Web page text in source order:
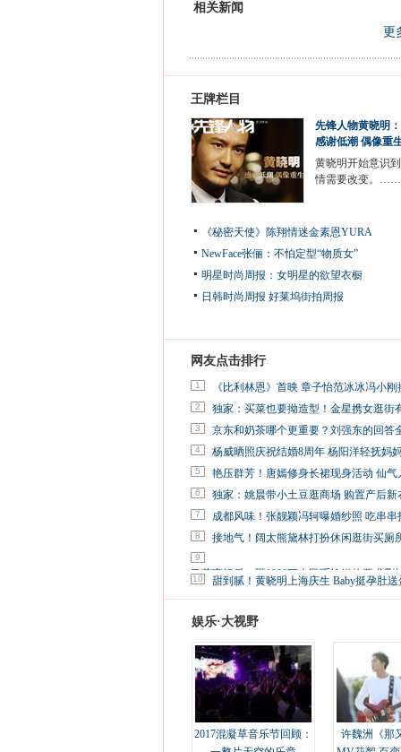
相关新闻
更
王牌栏目
先锋人物黄晓明：
感谢低潮 偶像重
黄晓明开始意识
情需要改变。……
《秘密天使》陈翔情迷金素恩YURA
NewFace张俪：不怕定型“物质女”
明星时尚周报：女明星的欲望衣橱
日韩时尚周报 好莱坞街拍周报
网友点击排行
1 《比利林恩》首映 章子怡范冰冰冯小
2 独家：买菜也要拗造型！金星携女逛街
3 京东和奶茶哪个更重要？刘强东的回答
4 杨威晒照庆祝结婚8周年 杨阳洋轻抚妈
5 艳压群芳！唐嫣修身长裙现身活动 仙气
6 独家：姚晨带小土豆逛商场 购置产后新
7 成都风味！张靓颖冯轲曝婚纱照 吃串串
8 接地气！阔太熊黛林打扮休闲逛街买厕
9
马蓉离婚后，砸1000万人民币给媒体要求删
10 甜到腻！黄晓明上海庆生 Baby挺孕肚送
娱乐·大视野
2017混凝草音乐节回顾：
许魏洲《那